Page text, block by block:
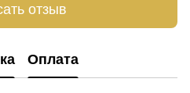
отзыв
Оплата